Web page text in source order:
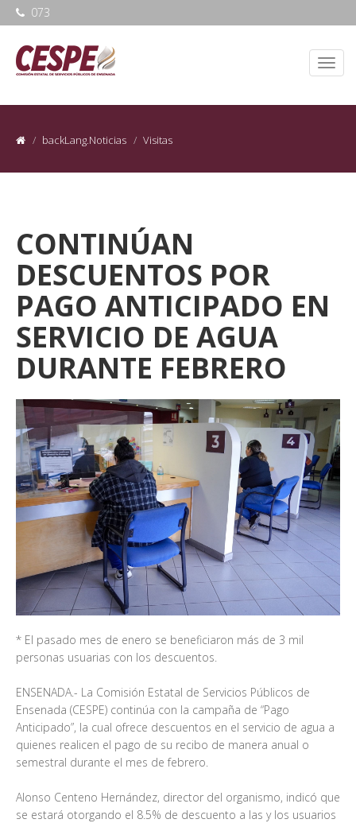
073
backLang.Noticias Visitas
CONTINÚAN
DESCUENTOS POR
PAGO ANTICIPADO EN
SERVICIO DE AGUA
DURANTE FEBRERO
* El pasado mes de enero se beneficiaron más de 3 mil
personas usuarias con los descuentos.
ENSENADA.- La Comisión Estatal de Servicios Públicos de
Ensenada (CESPE) continúa con la campaña de “Pago
Anticipado”, la cual ofrece descuentos en el servicio de agua a
quienes realicen el pago de su recibo de manera anual o
semestral durante el mes de febrero.
Alonso Centeno Hernández, director del organismo, indicó que
se estará otorgando el 8.5% de descuento a las y los usuarios